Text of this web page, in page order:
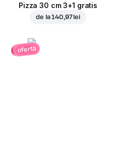
Pizza 30 cm 3+1 gratis
de la140,97 lei
ofertă